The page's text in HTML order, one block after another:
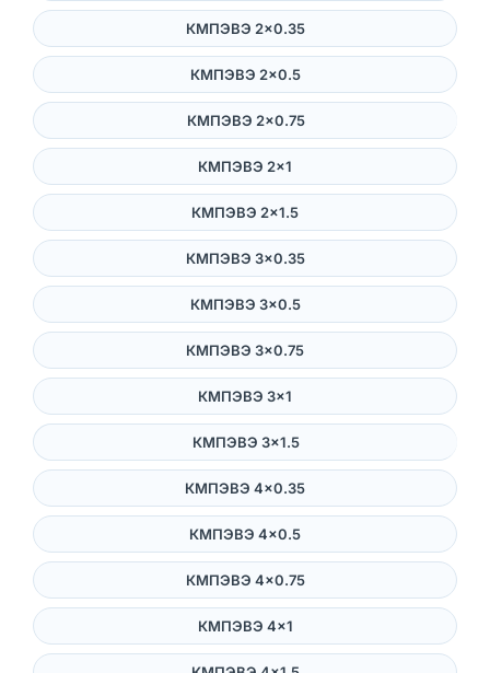
КМПЭВЭ 2×0.35
КМПЭВЭ 2×0.5
КМПЭВЭ 2×0.75
КМПЭВЭ 2×1
КМПЭВЭ 2×1.5
КМПЭВЭ 3×0.35
КМПЭВЭ 3×0.5
КМПЭВЭ 3×0.75
КМПЭВЭ 3×1
КМПЭВЭ 3×1.5
КМПЭВЭ 4×0.35
КМПЭВЭ 4×0.5
КМПЭВЭ 4×0.75
КМПЭВЭ 4×1